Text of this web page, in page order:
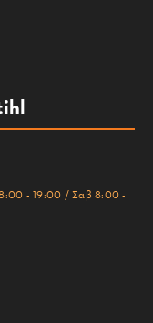
- 19:00 / Σαβ 8:00 -